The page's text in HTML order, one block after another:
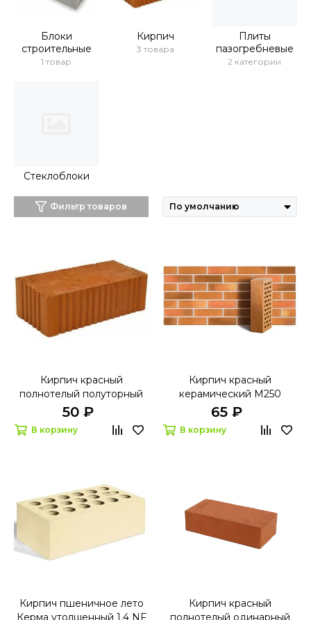
Блоки
строительные
1 товар
Кирпич
3 товара
Плиты
пазогребневые
2 категории
Стеклоблоки
Фильтр товаров
Кирпич красный
полнотелый полуторный
М200 250х120х88 мм
50 ₽
В корзину
Кирпич красный
керамический М250
Витебск 250х120х65 мм
65 ₽
В корзину
Кирпич пшеничное лето
Кирпич красный